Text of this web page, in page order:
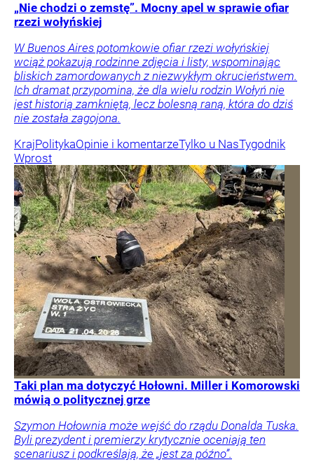
„Nie chodzi o zemstę”. Mocny apel w sprawie ofiar
rzezi wołyńskiej
W Buenos Aires potomkowie ofiar rzezi wołyńskiej
wciąż pokazują rodzinne zdjęcia i listy, wspominając
bliskich zamordowanych z niezwykłym okrucieństwem.
Ich dramat przypomina, że dla wielu rodzin Wołyń nie
jest historią zamkniętą, lecz bolesną raną, która do dziś
nie została zagojona.
KrajPolitykaOpinie i komentarzeTylko u NasTygodnik
Wprost
Taki plan ma dotyczyć Hołowni. Miller i Komorowski
mówią o politycznej grze
Szymon Hołownia może wejść do rządu Donalda Tuska.
Byli prezydent i premierzy krytycznie oceniają ten
scenariusz i podkreślają, że „jest za późno”.